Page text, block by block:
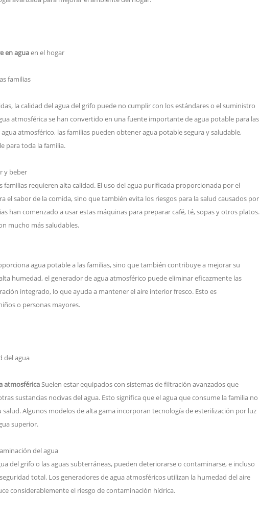
en aguaen el hogar
familias
la calidad del agua del grifo puede no cumplir con los estándares o el suministro
atmosférica se han convertido en una fuente importante de agua potable para las
atmosférico, las familias pueden obtener agua potable segura y saludable,
para toda la familia.
y beber
familias requieren alta calidad. El uso del agua purificada proporcionada por el
el sabor de la comida, sino que también evita los riesgos para la salud causados por
han comenzado a usar estas máquinas para preparar café, té, sopas y otros platos.
mucho más saludables.
agua potable a las familias, sino que también contribuye a mejorar su
humedad, el generador de agua atmosférico puede eliminar eficazmente las
integrado, lo que ayuda a mantener el aire interior fresco. Esto es
o personas mayores.
del agua
atmosféricaSuelen estar equipados con sistemas de filtración avanzados que
sustancias nocivas del agua. Esto significa que el agua que consume la familia no
Algunos modelos de alta gama incorporan tecnología de esterilización por luz
superior.
del agua
del grifo o las aguas subterráneas, pueden deteriorarse o contaminarse, e incluso
total. Los generadores de agua atmosféricos utilizan la humedad del aire
considerablemente el riesgo de contaminación hídrica.